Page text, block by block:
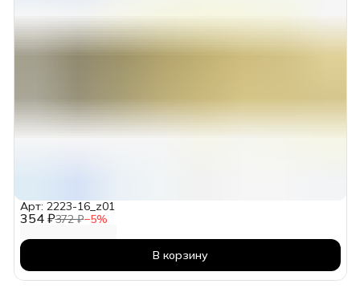
354 ₽372 ₽−5%
Арт: 2223-16_z01
В корзину